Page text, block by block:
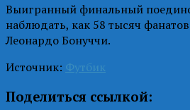
Выигранный финальный
наблюдать, как 58 тысяч
Леонардо Бонуччи.
Источник: Футбик
Поделиться ссылкой: